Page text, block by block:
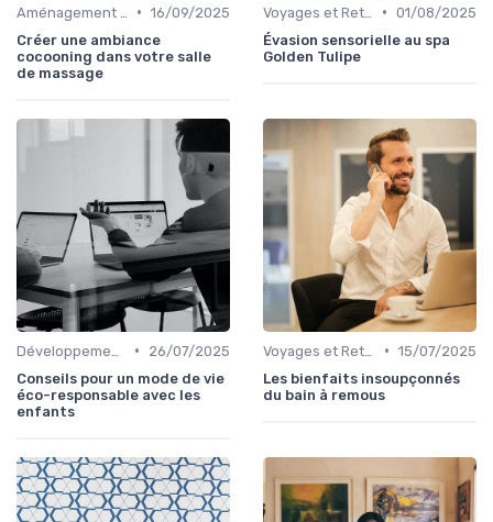
• 16/09/2025
Créer une ambiance
cocooning dans votre salle
de massage
• 01/08/2025
Évasion sensorielle au spa
Golden Tulipe
•
26/07/2025
Conseils pour un mode de vie
éco-responsable avec les
enfants
• 15/07/2025
Les bienfaits insoupçonnés
du bain à remous